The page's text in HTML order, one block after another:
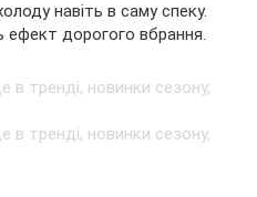
навіть в саму спеку.
дорогого вбрання.